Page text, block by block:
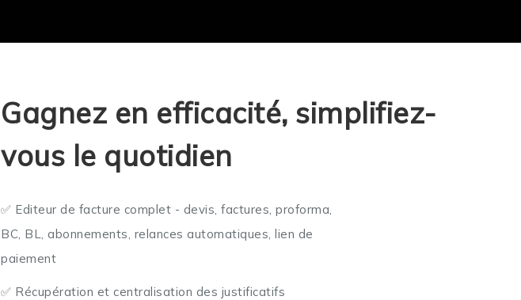
Gagnez en efficacité, simplifiez-
vous le quotidien
✅ Editeur de facture complet - devis, factures, proforma,
BC, BL, abonnements, relances automatiques, lien de
paiement
✅ Récupération et centralisation des justificatifs